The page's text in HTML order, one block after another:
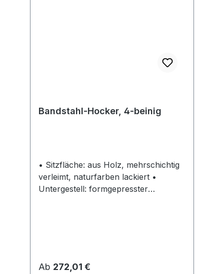
Bandstahl-Hocker, 4-beinig
• Sitzfläche: aus Holz, mehrschichtig
verleimt, naturfarben lackiert •
Untergestell: formgepresster
Regulärer Preis:
Ab 272,01 €